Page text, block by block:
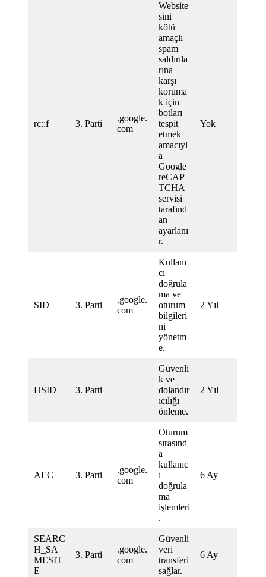
rc::f 3. Parti
.google.
com
Website
sini
kötü
amaçlı
spam
saldırıla
rına
karşı
koruma
k için
botları
tespit
etmek
amacıyl
a
Google
reCAP
TCHA
servisi
tarafınd
an
ayarlanı
r.
Yok
SID 3. Parti
.google.
com
Kullanı
cı
doğrula
ma ve
oturum
bilgileri
ni
yönetm
e.
2 Yıl
HSID 3. Parti
Güvenli
k ve
dolandır
ıcılığı
önleme.
2 Yıl
AEC 3. Parti
.google.
com
Oturum
sırasınd
a
kullanıc
ı
doğrula
ma
işlemleri
.
6 Ay
SEARC
H_SA
MESIT
E
3. Parti
.google.
com
Güvenli
veri
transferi
sağlar.
6 Ay